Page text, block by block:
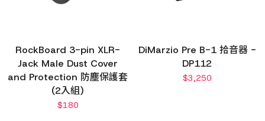
RockBoard 3-pin XLR-
Jack Male Dust Cover
and Protection 防塵保護套
(2入組)
$180
DiMarzio Pre B-1 拾音器 -
DP112
$3,250